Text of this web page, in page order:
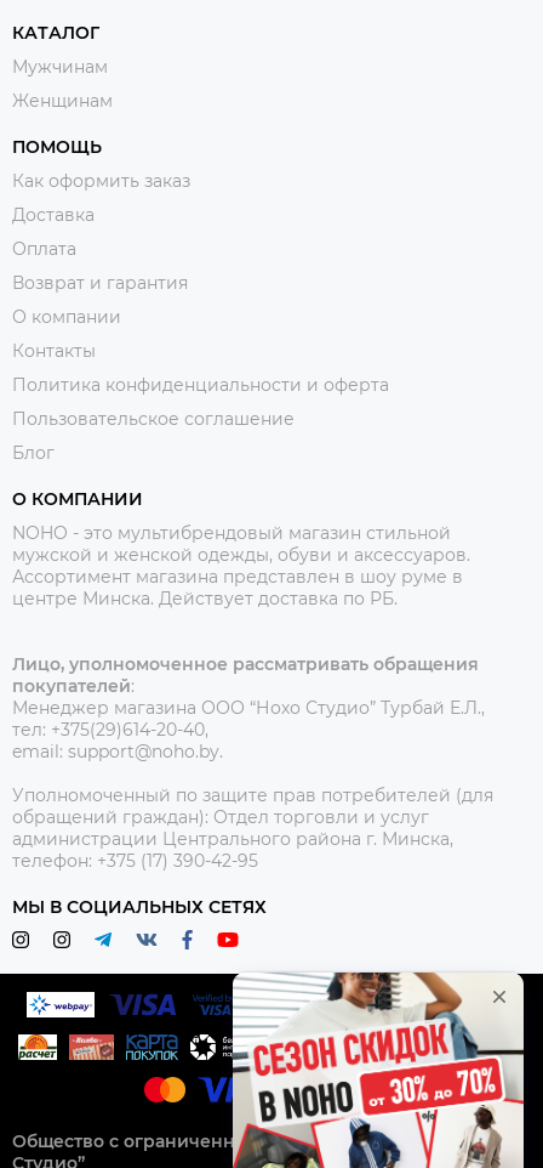
КАТАЛОГ
Мужчинам
Женщинам
ПОМОЩЬ
Как оформить заказ
Доставка
Оплата
Возврат и гарантия
О компании
Контакты
Политика конфиденциальности и оферта
Пользовательское соглашение
Блог
О КОМПАНИИ
NOHO - это мультибрендовый магазин стильной
мужской и женской одежды, обуви и аксессуаров.
Ассортимент магазина представлен в шоу руме в
центре Минска. Действует доставка по РБ.
Лицо, уполномоченное рассматривать обращения
покупателей:
Менеджер магазина ООО “Нохо Студио” Турбай Е.Л.,
тел: +375(29)614-20-40,
email: support@noho.by.
Уполномоченный по защите прав потребителей (для
обращений граждан): Отдел торговли и услуг
администрации Центрального района г. Минска,
телефон: +375 (17) 390-42-95
МЫ В СОЦИАЛЬНЫХ СЕТЯХ
Общество с ограниченной ответственностью “Нохо
Студио”